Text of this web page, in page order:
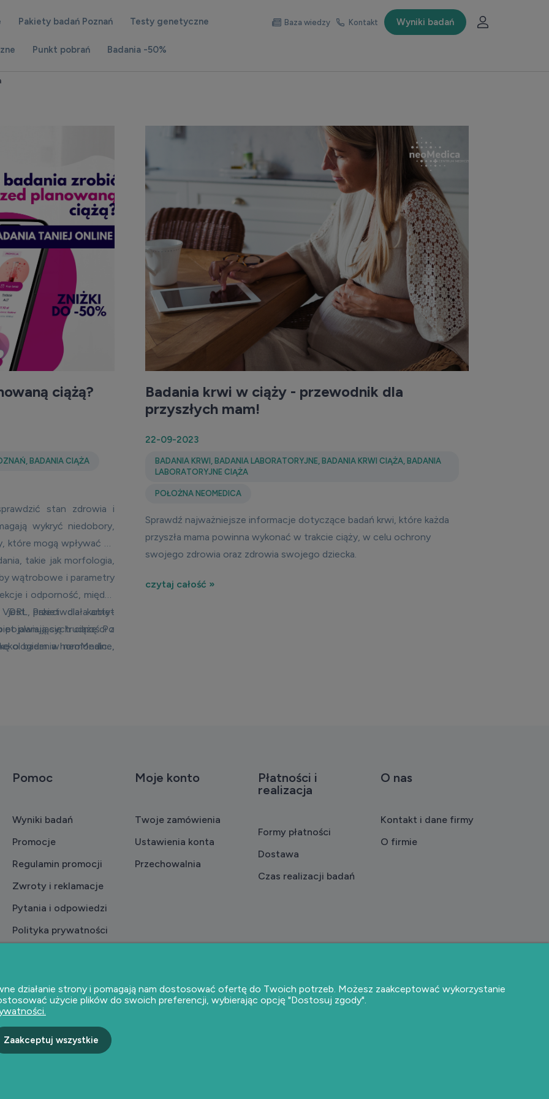
Pakiety badań Poznań Testy genetyczne
Punkt pobrań Badania -50%
Baza wiedzy Kontakt Wyniki badań
ciążą?
, BADANIA CIĄŻA
stan zdrowia i
wykryć niedobory,
które mogą wpływać na
takie jak morfologia,
wątrobowe i parametry
i odporność, między
przeciwciała anty-
pojawiają się trudności z
o badania hormonalne,
jest Pakiet dla kobiet
planujących ciążę. Po
w neoMedica,
Badania krwi w ciąży - przewodnik dla
przyszłych mam!
22-09-2023
BADANIA KRWI , BADANIA LABORATORYJNE, BADANIA KRWI CIĄŻA, BADANIA
LABORATORYJNE CIĄŻA
POŁOŻNA NEOMEDICA
Sprawdź najważniejsze informacje dotyczące badań krwi, które każda
przyszła mama powinna wykonać w trakcie ciąży, w celu ochrony
swojego zdrowia oraz zdrowia swojego dziecka.
czytaj całość »
Pomoc
Wyniki badań
Promocje
Regulamin promocji
Zwroty i reklamacje
Pytania i odpowiedzi
Polityka prywatności
Moje konto
Twoje zamówienia
Ustawienia konta
Przechowalnia
Płatności i
realizacja
Formy płatności
Dostawa
Czas realizacji badań
O nas
Kontakt i dane firmy
O firmie
działanie strony i pomagają nam dostosować ofertę do Twoich potrzeb. Możesz zaakceptować wykorzystanie
użycie plików do swoich preferencji, wybierając opcję "Dostosuj zgody".
Zaakceptuj wszystkie